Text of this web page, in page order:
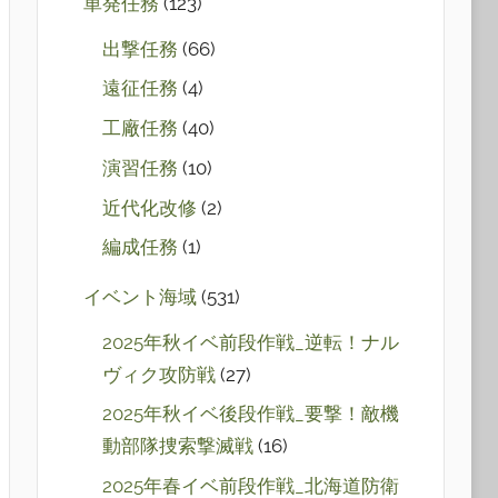
出撃任務 (66)
遠征任務 (4)
工廠任務 (40)
演習任務 (10)
近代化改修 (2)
編成任務 (1)
イベント海域(531)
2025年秋イベ前段作戦_逆転！ナル
ヴィク攻防戦(27)
2025年秋イベ後段作戦_要撃！敵機
動部隊捜索撃滅戦(16)
2025年春イベ前段作戦_北海道防衛